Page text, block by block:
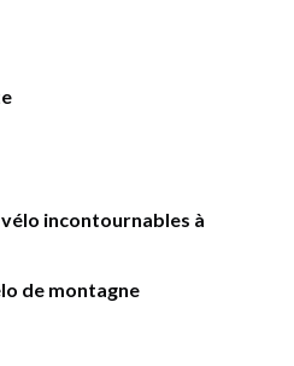
incontournables à
de montagne